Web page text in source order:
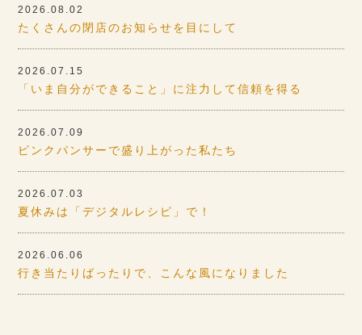
2026.08.02
たくさんの閉店のお知らせを目にして
2026.07.15
「いま自分ができること」に注力して信頼を得る
2026.07.09
ピンクパンサーで盛り上がった私たち
2026.07.03
夏休みは「デジタルレシピ」で！
2026.06.06
行き当たりばったりで、こんな風になりました